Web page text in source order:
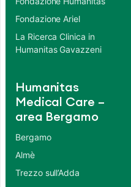
Fondazione Ariel
La Ricerca Clinica in
Humanitas Gavazzeni
Humanitas
Medical Care –
area Bergamo
Bergamo
Almè
Trezzo sull’Adda